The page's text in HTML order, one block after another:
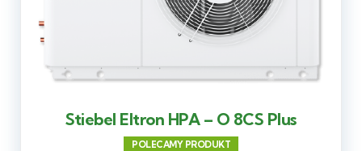
Stiebel Eltron HPA – O 8CS Plus
POLECAMY PRODUKT